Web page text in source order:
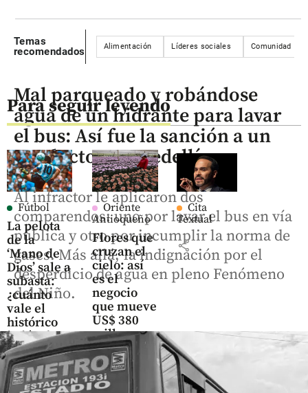
Temas
recomendados
Alimentación Líderes sociales Comunidad
Para seguir leyendo
Fútbol
La pelota
de la
‘Mano de
Dios’ sale a
subasta:
¿cuánto
vale el
histórico
balón de
Maradona?
share
Oriente
Antioqueño
Flores que
cruzan el
cielo: así
es el
negocio
que mueve
US$ 380
millones
en el
Oriente
antioqueño
Cita
Textual
share
Mal parqueado y robándose
agua de un hidrante para lavar
el bus: Así fue la sanción a un
conductor en Medellín
Al infractor le aplicaron dos
comparendos: uno por lavar el bus en vía
pública y otro por incumplir la norma de
gases. Más allá, la indignación por el
desperdicio de agua en pleno Fenómeno
del Niño.